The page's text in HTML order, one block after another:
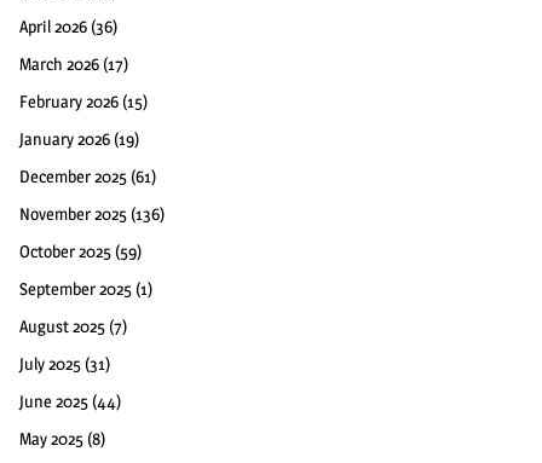
April 2026 (36)
March 2026 (17)
February 2026 (15)
January 2026 (19)
December 2025 (61)
November 2025 (136)
October 2025 (59)
September 2025 (1)
August 2025 (7)
July 2025 (31)
June 2025 (44)
May 2025 (8)